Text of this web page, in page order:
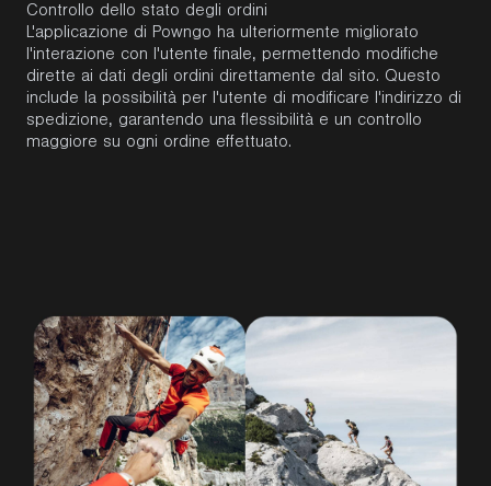
Controllo dello stato degli ordini
L'applicazione di Powngo ha ulteriormente migliorato
l'interazione con l'utente finale, permettendo modifiche
dirette ai dati degli ordini direttamente dal sito. Questo
include la possibilità per l'utente di modificare l'indirizzo di
spedizione, garantendo una flessibilità e un controllo
maggiore su ogni ordine effettuato.